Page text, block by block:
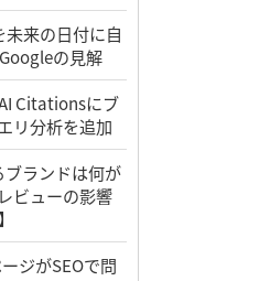
来の日付に自
の見解
Citationsにブ
リ分析を追加
ランドは何が
ビューの影響
ジがSEOで問